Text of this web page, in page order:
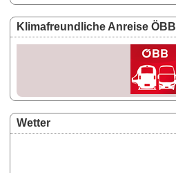
Klimafreundliche Anreise ÖBB
Wetter